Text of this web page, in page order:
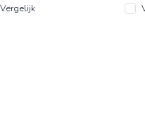
Vergelijk